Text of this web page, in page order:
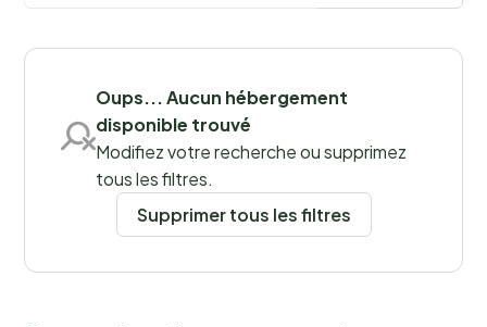
camping à Hambourg, dans le nord de l’Allemagne.En
Sauvegarder les filtres
Oups... Aucun hébergement
disponible trouvé
Modifiez votre recherche ou supprimez
tous les filtres.
Supprimer tous les filtres